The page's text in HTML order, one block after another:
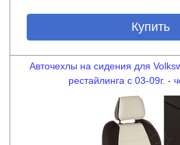
Авточехлы на сидения для
рестайлинга с 03-09г. -